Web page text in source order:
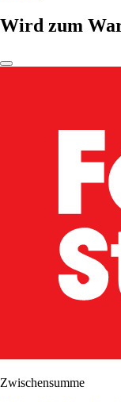
Wird zum
Zwischensumme